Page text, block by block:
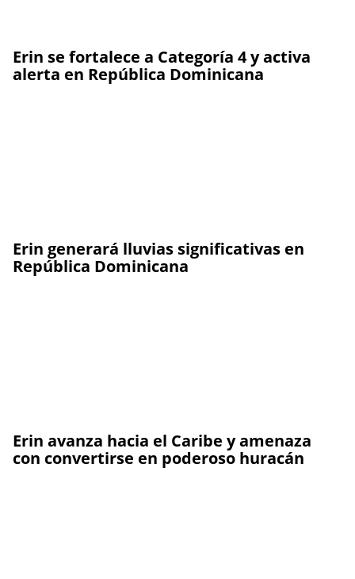
Erin se fortalece a Categoría 4 y activa
alerta en República Dominicana
Erin generará lluvias significativas en
República Dominicana
Erin avanza hacia el Caribe y amenaza
con convertirse en poderoso huracán